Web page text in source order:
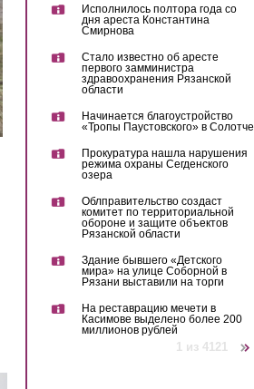
Исполнилось полтора года со
дня ареста Константина
Смирнова
Стало известно об аресте
первого замминистра
здравоохранения Рязанской
области
Начинается благоустройство
«Тропы Паустовского» в Солотче
Прокуратура нашла нарушения
режима охраны Сегденского
озера
Облправительство создаст
комитет по территориальной
обороне и защите объектов
Рязанской области
Здание бывшего «Детского
мира» на улице Соборной в
Рязани выставили на торги
На реставрацию мечети в
Касимове выделено более 200
миллионов рублей
1 из 4121